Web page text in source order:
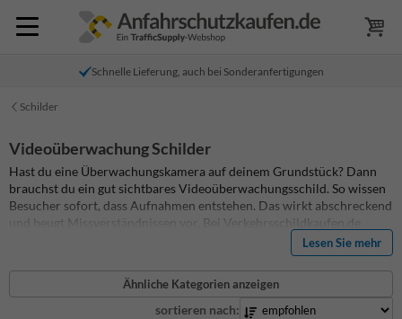
Schnelle Lieferung, auch bei Sonderanfertigungen
Schilder
Videoüberwachung Schilder
Hast du eine Überwachungskamera auf deinem Grundstück? Dann
brauchst du ein gut sichtbares Videoüberwachungsschild. So wissen
Besucher sofort, dass Aufnahmen entstehen. Das wirkt abschreckend
und beugt Missverständnissen vor.
Bei Verkehrsschildkaufen.de
findest du eine große Auswahl an Kameraüberwachungsschildern in
verschiedenen Größen, Ausführungen und Reflexionsklassen. Du
nimmst ein Standardschild und passt den Text ganz einfach an. So
fügst du die gesetzlich geforderten Angaben hinzu und das Schild ist
Schau dir das Sortiment an und bestelle dein
Lesen Sie mehr
Ähnliche Kategorien anzeigen
sortieren nach: